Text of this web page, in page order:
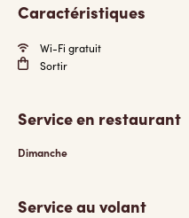
Caractéristiques
Wi-Fi gratuit
Sortir
Service en restaurant
Dimanche
Service au volant